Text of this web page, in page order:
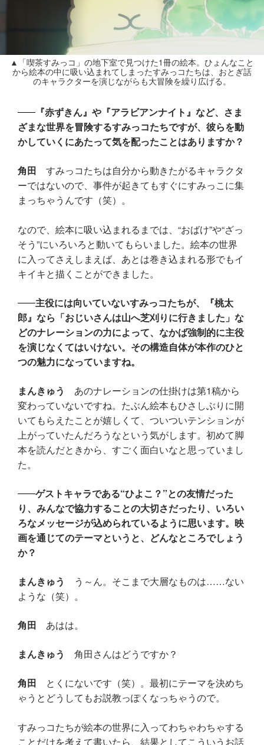
▲「喫茶すみっコ」の地下室で見つけた1冊の絵本。ひょんなこと
から絵本の中に吸い込まれてしまったすみっコたちは、おとぎ話
のキャラクターを演じながらも大冒険を繰り広げる。
『赤ずきん』や『アラビアンナイト』など、さま
ざまな世界を冒険するすみっコたちですが、彼らを動
かしていくにあたって気を配ったことはありますか？
角田 すみっコたちは自分から動きたがるキャラクタ
ーではないので、事件が起きてもすぐにすみっこに集
まっちゃうんです（笑）。
なので、絵本に吸い込まれるまでは、“おばけ”や“ざっ
そう”にいろいろと動いてもらいました。絵本の世界
に入ってさえしまえば、あとは巻き込まれる形でもイ
キイキと描くことができました。
主役には向いていないすみっコたちが、『桃太
郎』なら「おじいさんは山へ芝刈りに行きました」な
どのナレーションの力によって、なかば強制的に主役
を演じなくてはいけない。その構造自体が本作のひと
つの魅力になっていますね。
まんきゅう
あのナレーションの仕掛けは第1稿から
変わっていないですね。たぶん絵本もひさしぶりに開
いてもらえたことが嬉しくて、ついついテンションが
上がっていたんだろうなという気がします。初めて脚
本を読んだときから、すごく面白いなと思っていまし
た。
ゲストキャラである“ひよこ？”との友情だった
り、みんなで協力することの大切さだったり、いろい
ろなメッセージが込められているように思います。映
画を通じてのテーマというと、どんなところでしょう
か？
まんきゅう
う～ん。そこまで大層なものは……ない
ような（笑）。
角田 あはは。
まんきゅう 角田さんはどうですか？
角田 とくにないです（笑）。最初にテーマを決めち
ゃうとどうしてもお説教っぽくなっちゃうので。
すみっコたちが絵本の世界に入ってわちゃわちゃする
ことだけを考えて書いたら、結果としてこういうお話